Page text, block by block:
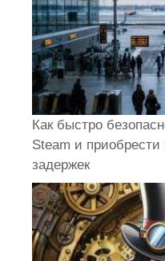
Как быстро
Steam и приобрести
задержек